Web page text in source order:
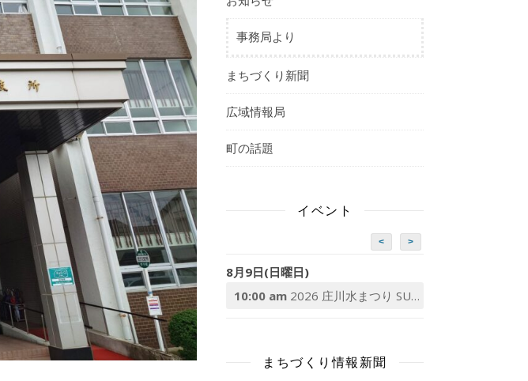
事務局より
まちづくり新聞
広域情報局
町の話題
イベント
< >
8月9日(日曜日)
10:00 am 2026 庄川水まつり SUP体験
まちづくり情報新聞